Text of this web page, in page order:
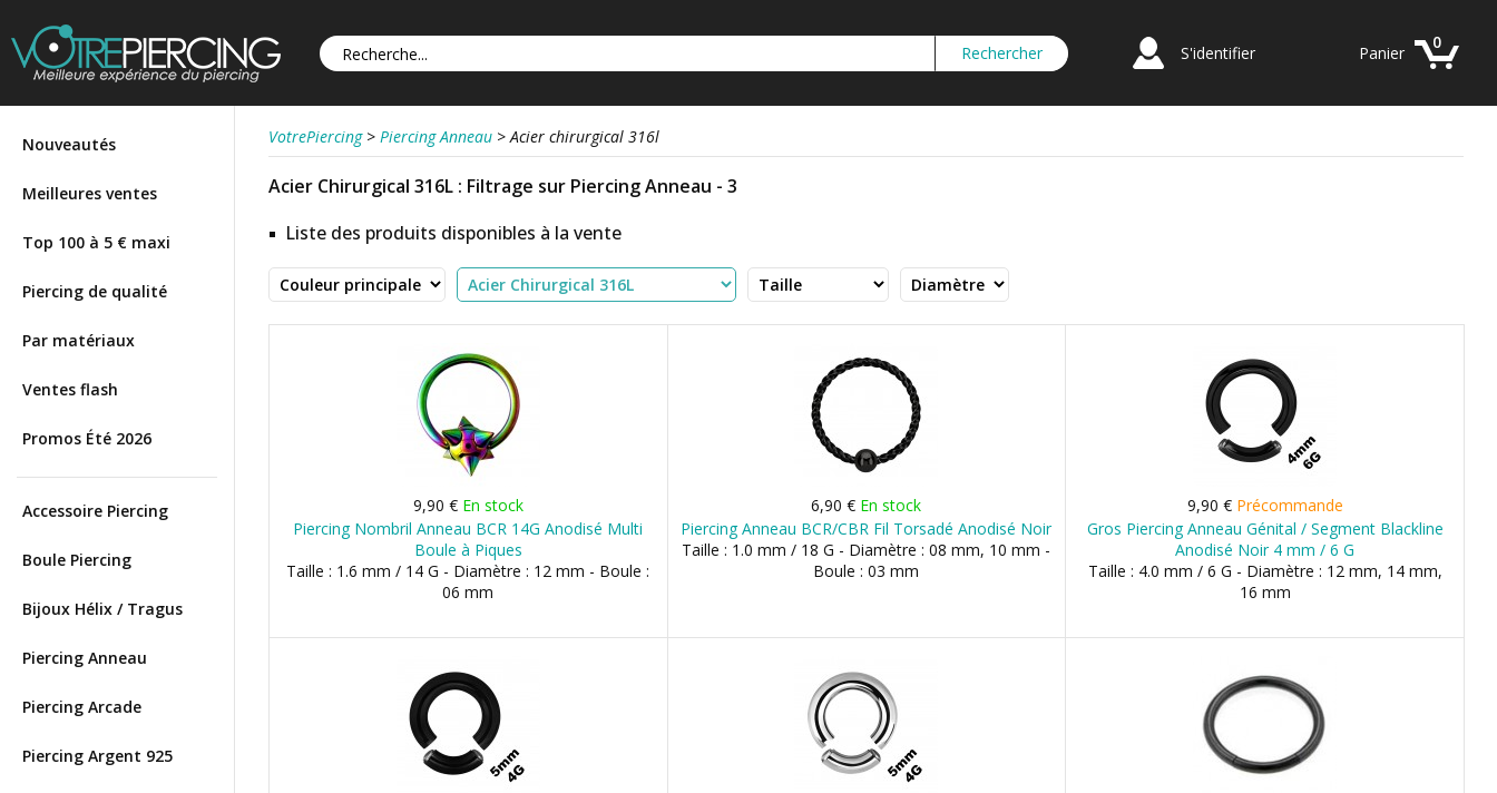
S'identifier
0
Panier
Nouveautés
Meilleures ventes
Top 100 à 5 € maxi
Piercing de qualité
Par matériaux
Ventes flash
Promos Été 2026
Accessoire Piercing
Boule Piercing
Bijoux Hélix / Tragus
Piercing Anneau
Piercing Arcade
Piercing Argent 925
VotrePiercing > Piercing Anneau > Acier chirurgical 316l
Acier Chirurgical 316L : Filtrage sur Piercing Anneau - 3
Liste des produits disponibles à la vente
9,90 € En stock
Piercing Nombril Anneau BCR 14G Anodisé Multi
Boule à Piques
Taille : 1.6 mm / 14 G - Diamètre : 12 mm - Boule :
06 mm
6,90 € En stock
Piercing Anneau BCR/CBR Fil Torsadé Anodisé Noir
Taille : 1.0 mm / 18 G - Diamètre : 08 mm, 10 mm -
Boule : 03 mm
9,90 € Précommande
Gros Piercing Anneau Génital / Segment Blackline
Anodisé Noir 4 mm / 6 G
Taille : 4.0 mm / 6 G - Diamètre : 12 mm, 14 mm,
16 mm